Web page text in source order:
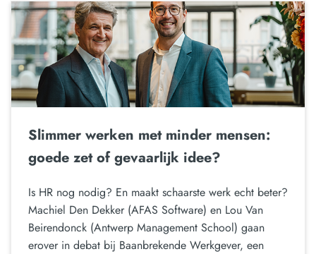
Slimmer werken met minder mensen:
goede zet of gevaarlijk idee?
Is HR nog nodig? En maakt schaarste werk echt beter?
Machiel Den Dekker (AFAS Software) en Lou Van
Beirendonck (Antwerp Management School) gaan
erover in debat bij Baanbrekende Werkgever, een